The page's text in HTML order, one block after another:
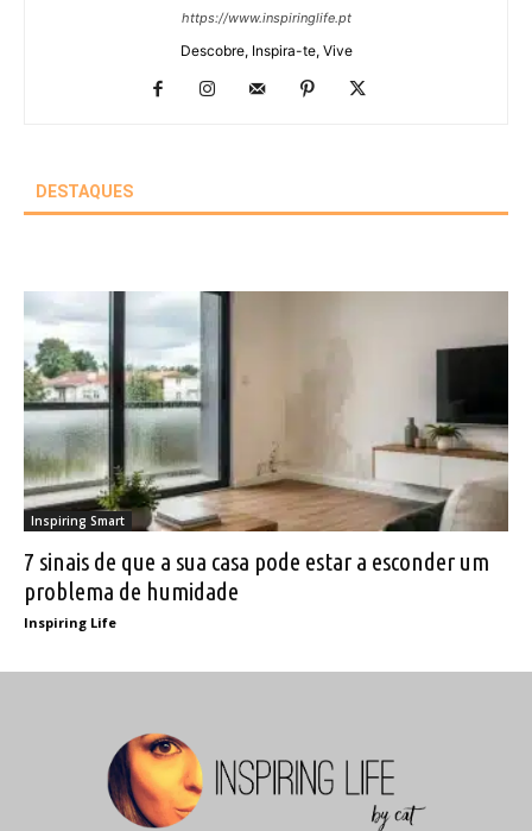
https://www.inspiringlife.pt
Descobre, Inspira-te, Vive
DESTAQUES
Inspiring Smart
7 sinais de que a sua casa pode estar a esconder um
problema de humidade
Inspiring Life